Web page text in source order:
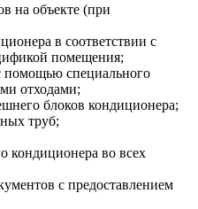
на объекте (при
в соответствии с
помещения;
помощью специального
отходами;
блоков кондиционера;
труб;
кондиционера во всех
с предоставлением